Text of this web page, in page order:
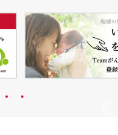
せ
元氣ジム広島宇品 新規オープンのお知らせ（2025年6月）